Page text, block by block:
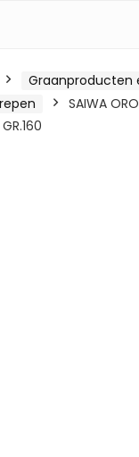
Graanproducten
SAIWA